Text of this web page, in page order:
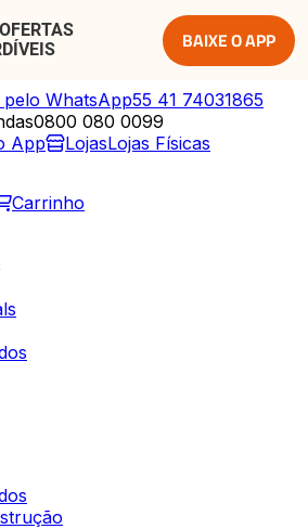
BAIXE O APP
WhatsApp55 41 74031865
0800 080 0099
App LojasLojas Físicas
Carrinho